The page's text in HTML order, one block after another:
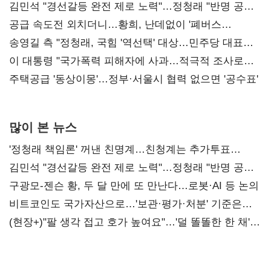
김민석 "경선갈등 완전 제로 노력"…정청래 "반명 공세
사과부터"
공급 속도전 외치더니…황희, 난데없이 '폐버스
리모델링' 제안
송영길 측 "정청래, 국힘 '역선택' 대상…민주당 대표로
총선 지휘 못해"
이 대통령 "국가폭력 피해자에 사과…적극적 조사로
진실 밝혀야"
주택공급 '동상이몽'…정부·서울시 협력 없으면 '공수표'
많이 본 뉴스
'정청래 책임론' 꺼낸 친명계…친청계는 추가투표
때리기
김민석 "경선갈등 완전 제로 노력"…정청래 "반명 공세
사과부터"
구광모-젠슨 황, 두 달 만에 또 만난다…로봇·AI 등 논의
비트코인도 국가자산으로…'보관·평가·처분' 기준은
숙제
(현장+)"팔 생각 접고 호가 높여요"…'덜 똘똘한 한 채'